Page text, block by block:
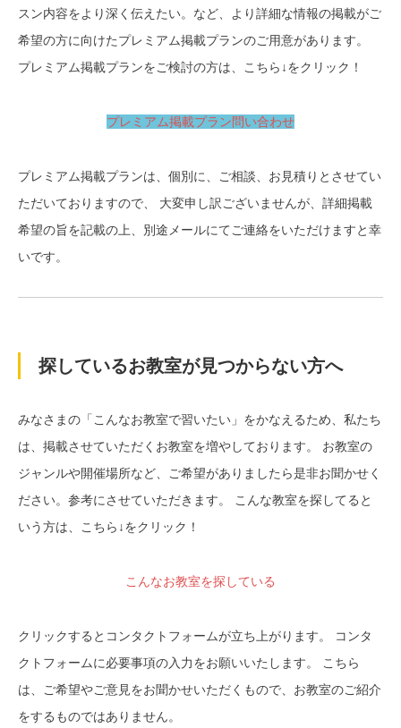
スン内容をより深く伝えたい。など、より詳細な情報の掲載がご
希望の方に向けたプレミアム掲載プランのご用意があります。
プレミアム掲載プランをご検討の方は、こちら↓をクリック！
プレミアム掲載プラン問い合わせ
プレミアム掲載プランは、個別に、ご相談、お見積りとさせてい
ただいておりますので、 大変申し訳ございませんが、詳細掲載
希望の旨を記載の上、別途メールにてご連絡をいただけますと幸
いです。
探しているお教室が見つからない方へ
みなさまの「こんなお教室で習いたい」をかなえるため、私たち
は、掲載させていただくお教室を増やしております。 お教室の
ジャンルや開催場所など、ご希望がありましたら是非お聞かせく
ださい。参考にさせていただきます。 こんな教室を探してると
いう方は、こちら↓をクリック！
こんなお教室を探している
クリックするとコンタクトフォームが立ち上がります。 コンタ
クトフォームに必要事項の入力をお願いいたします。 こちら
は、ご希望やご意見をお聞かせいただくもので、お教室のご紹介
をするものではありません。